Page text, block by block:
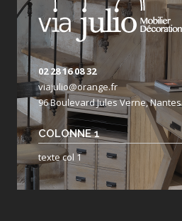
02 28 16 08 32
viajulio@orange.fr
96 Boulevard Jules Verne, Nantes
COLONNE 1
texte col 1